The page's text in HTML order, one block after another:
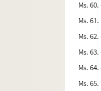
Ms.
Ms.
Ms.
Ms.
Ms.
Ms.